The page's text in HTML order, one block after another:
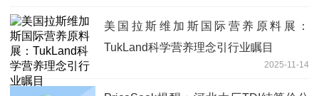
美国拉斯维加斯国际营养原料展：
TukLand科学营养理念引行业瞩目
2025-11-14